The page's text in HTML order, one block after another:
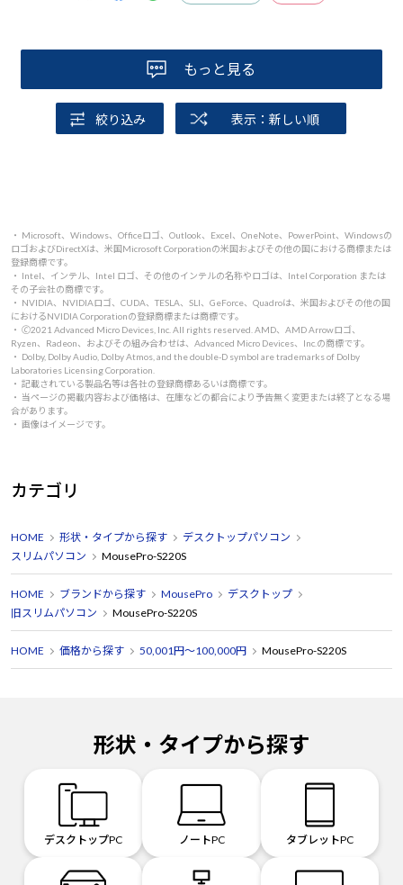
もっと見る
絞り込み 表示：新しい順
・ Microsoft、Windows、Officeロゴ、Outlook、Excel、OneNote、PowerPoint、Windowsの
ロゴおよびDirectXは、米国Microsoft Corporationの米国およびその他の国における商標または
登録商標です。
・ Intel、インテル、Intel ロゴ、その他のインテルの名称やロゴは、Intel Corporation または
その子会社の商標です。
・ NVIDIA、NVIDIAロゴ、CUDA、TESLA、SLI、GeForce、Quadroは、米国およびその他の国
におけるNVIDIA Corporationの登録商標または商標です。
・ 🄫2021 Advanced Micro Devices, Inc. All rights reserved. AMD、AMD Arrowロゴ、
Ryzen、Radeon、およびその組み合わせは、Advanced Micro Devices、Inc.の商標です。
・ Dolby, Dolby Audio, Dolby Atmos, and the double-D symbol are trademarks of Dolby
Laboratories Licensing Corporation.
・ 記載されている製品名等は各社の登録商標あるいは商標です。
・ 当ページの掲載内容および価格は、在庫などの都合により予告無く変更または終了となる場
合があります。
・ 画像はイメージです。
カテゴリ
HOME 形状・タイプから探す
デスクトップパソコン
スリムパソコン
MousePro-S220S
HOME ブランドから探す MousePro
デスクトップ
旧スリムパソコン
MousePro-S220S
HOME 価格から探す 50,001円～100,000円 MousePro-S220S
形状・タイプから探す
デスクトップPC ノートPC タブレットPC